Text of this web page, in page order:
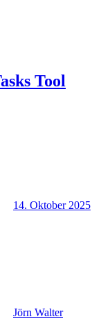
Tool
14. Oktober 2025
Jörn Walter